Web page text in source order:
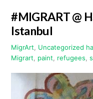
#MIGRART @
Istanbul
MigrArt Uncategorized
Migrart
paint refugees ,